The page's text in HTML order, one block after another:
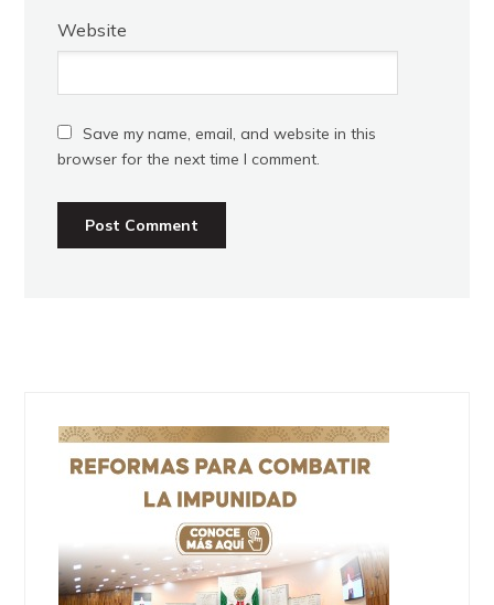
Website
Save my name, email, and website in this
browser for the next time I comment.